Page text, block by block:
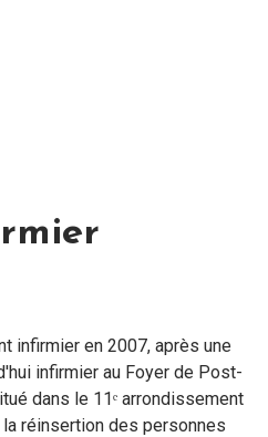
infirmier en 2007, après une
infirmier au Foyer de Post-
dans le 11ᵉ arrondissement
réinsertion des personnes